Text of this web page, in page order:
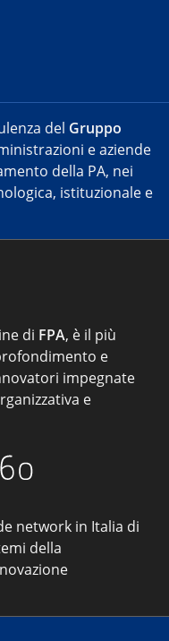
del Gruppo
e aziende
della PA, nei
istituzionale e
di FPA, è il più
e
impegnate
e
network in Italia di
della